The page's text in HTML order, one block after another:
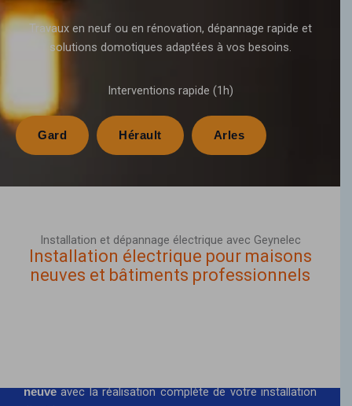
Travaux en neuf ou en rénovation, dépannage rapide et
solutions domotiques adaptées à vos besoins.
Interventions rapide (1h)
Gard Hérault Arles
Installation et dépannage électrique avec Geynelec
Installation électrique pour maisons
neuves et bâtiments professionnels
neuveavec la réalisation complète de votre installation